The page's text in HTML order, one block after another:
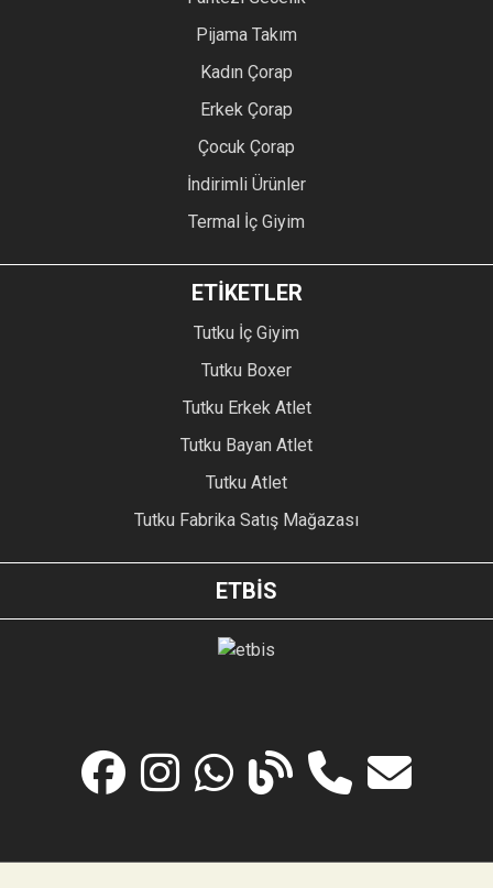
Pijama Takım
Kadın Çorap
Erkek Çorap
Çocuk Çorap
İndirimli Ürünler
Termal İç Giyim
ETİKETLER
Tutku İç Giyim
Tutku Boxer
Tutku Erkek Atlet
Tutku Bayan Atlet
Tutku Atlet
Tutku Fabrika Satış Mağazası
ETBİS